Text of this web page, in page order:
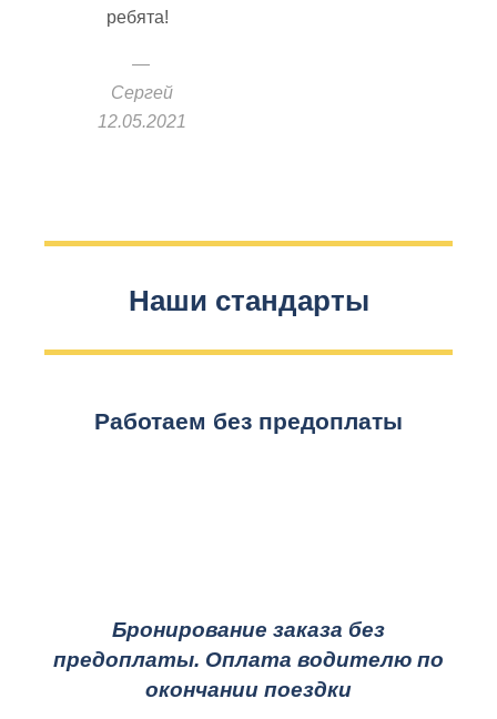
ребята!
Сергей
12.05.2021
Наши стандарты
Работаем без предоплаты
Бронирование заказа без
предоплаты. Оплата водителю по
окончании поездки